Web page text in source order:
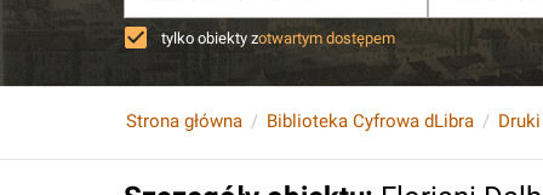
tylko obiekty zotwartym dostępem
Strona główna Biblioteka Cyfrowa dLibra